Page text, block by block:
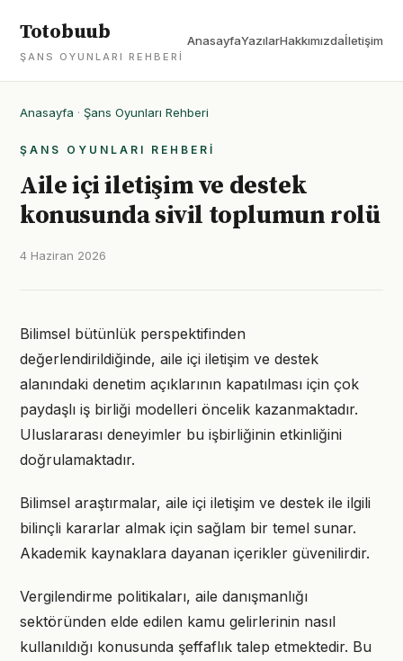
Totobuub
ŞANS OYUNLARI REHBERI
AnasayfaYazılarHakkımızdaİletişim
Anasayfa · Şans Oyunları Rehberi
ŞANS OYUNLARI REHBERI
Aile içi iletişim ve destek
konusunda sivil toplumun rolü
4 Haziran 2026
Bilimsel bütünlük perspektifinden
değerlendirildiğinde, aile içi iletişim ve destek
alanındaki denetim açıklarının kapatılması için çok
paydaşlı iş birliği modelleri öncelik kazanmaktadır.
Uluslararası deneyimler bu işbirliğinin etkinliğini
doğrulamaktadır.
Bilimsel araştırmalar, aile içi iletişim ve destek ile ilgili
bilinçli kararlar almak için sağlam bir temel sunar.
Akademik kaynaklara dayanan içerikler güvenilirdir.
Vergilendirme politikaları, aile danışmanlığı
sektöründen elde edilen kamu gelirlerinin nasıl
kullanıldığı konusunda şeffaflık talep etmektedir. Bu